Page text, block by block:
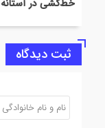
خط‌کشی در
ثبت دیدگاه